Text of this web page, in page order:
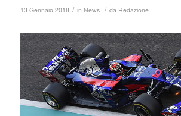
13 Gennaio 2018 / in News / da Redazione